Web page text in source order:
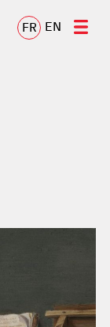
FR EN